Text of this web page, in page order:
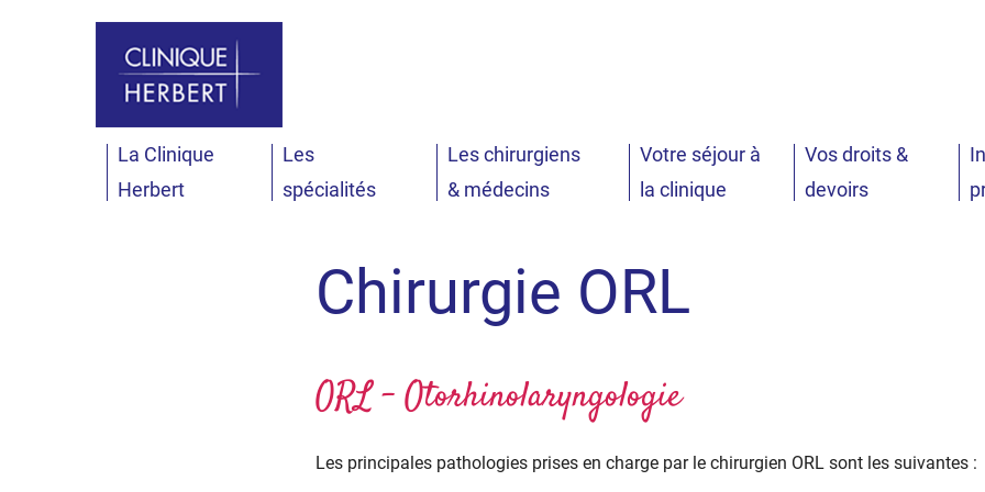
La Clinique
Herbert
Les
spécialités
Les chirurgiens
& médecins
Votre séjour à
la clinique
Vos droits &
devoirs
Accueil Les spécialités Chirurgie ORL
Chirurgie ORL
ORL - Otorhinolaryngologie
Les principales pathologies prises en charge par le chirurgien ORL sont les suivantes :